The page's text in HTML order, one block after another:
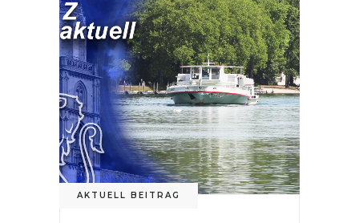
AKTUELL BEITRAG